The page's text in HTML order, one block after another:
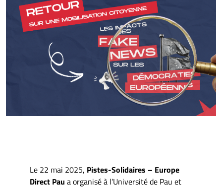
Le 22 mai 2025, Pistes-Solidaires – Europe
Direct Pau a organisé à l’Université de Pau et